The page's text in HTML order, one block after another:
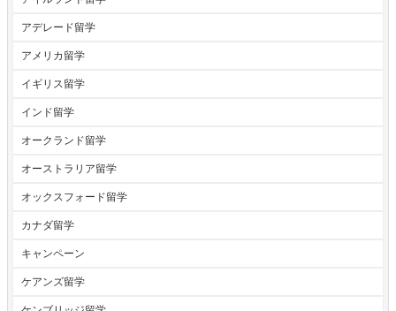
アデレード留学
アメリカ留学
イギリス留学
インド留学
オークランド留学
オーストラリア留学
オックスフォード留学
カナダ留学
キャンペーン
ケアンズ留学